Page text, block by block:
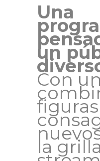
Una
un
Con
figuras
la